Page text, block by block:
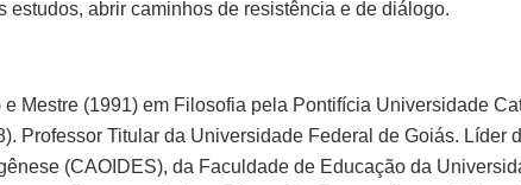
estudos, abrir caminhos de resistência e de diálogo.
Mestre (1991) em Filosofia pela Pontifícia Universidade
Professor Titular da Universidade Federal de Goiás. Líder
(CAOIDES), da Faculdade de Educação da